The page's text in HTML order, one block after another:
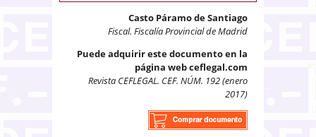
Casto Páramo de Santiago
Fiscal. Fiscalía Provincial de Madrid
Puede adquirir este documento en la
página web ceflegal.com
Revista CEFLEGAL. CEF. NÚM. 192 (enero
2017)